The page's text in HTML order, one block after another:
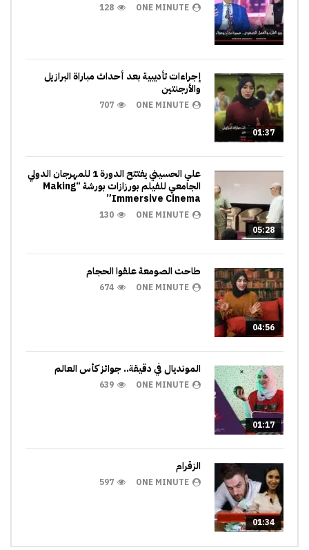
ONE MINUTE
128
01:37
إجراءات تأديبية بعد أحداث مباراة البرازيل
والأرجنتين
ONE MINUTE
707
05:28
علي الحسيني يفتتح الدورة 1 للمهرجان الدولي
الجامعي للفيلم بورزازات بورشة “Making
Immersive Cinema”
ONE MINUTE
130
04:56
طاحت الصومعة علقوا الحجام
ONE MINUTE
674
01:17
المونديال في دقيقة.. جوائز كأس العالم
ONE MINUTE
639
01:34
الزقرام
ONE MINUTE
597